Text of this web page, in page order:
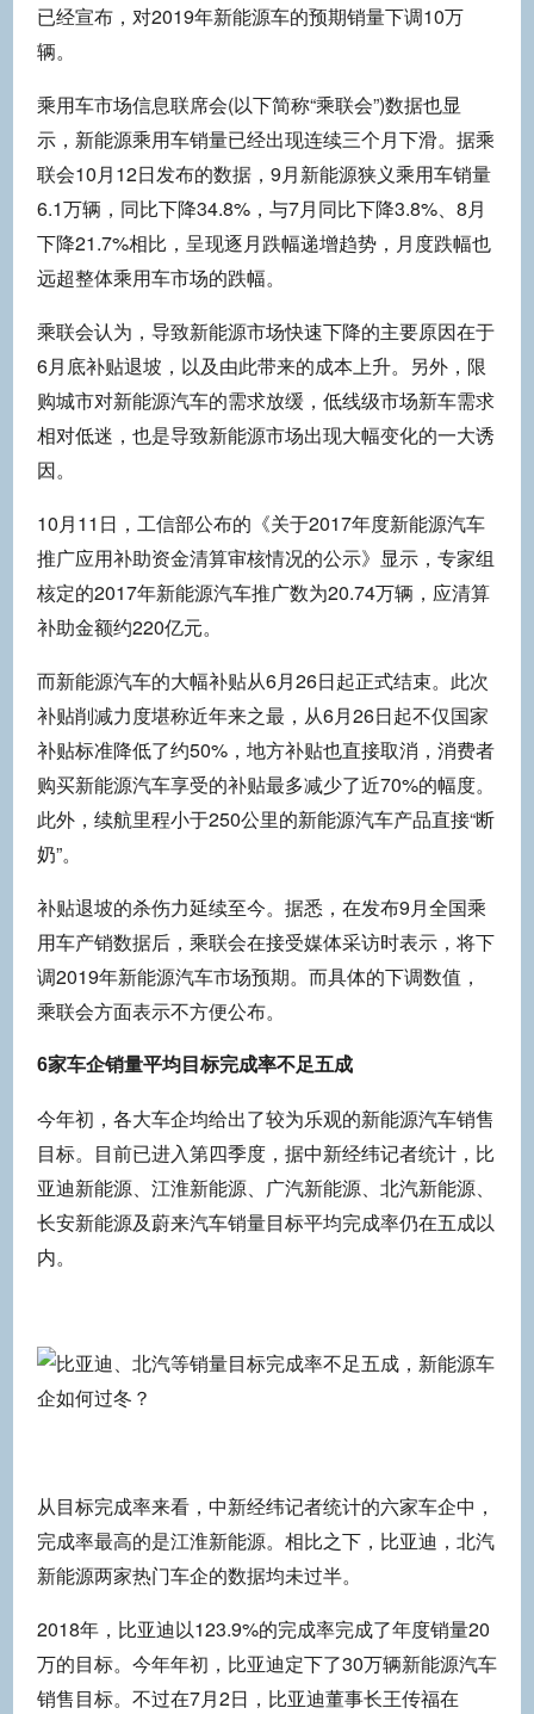
已经宣布，对2019年新能源车的预期销量下调10万
辆。
乘用车市场信息联席会(以下简称“乘联会”)数据也显
示，新能源乘用车销量已经出现连续三个月下滑。据乘
联会10月12日发布的数据，9月新能源狭义乘用车销量
6.1万辆，同比下降34.8%，与7月同比下降3.8%、8月
下降21.7%相比，呈现逐月跌幅递增趋势，月度跌幅也
远超整体乘用车市场的跌幅。
乘联会认为，导致新能源市场快速下降的主要原因在于
6月底补贴退坡，以及由此带来的成本上升。另外，限
购城市对新能源汽车的需求放缓，低线级市场新车需求
相对低迷，也是导致新能源市场出现大幅变化的一大诱
因。
10月11日，工信部公布的《关于2017年度新能源汽车
推广应用补助资金清算审核情况的公示》显示，专家组
核定的2017年新能源汽车推广数为20.74万辆，应清算
补助金额约220亿元。
而新能源汽车的大幅补贴从6月26日起正式结束。此次
补贴削减力度堪称近年来之最，从6月26日起不仅国家
补贴标准降低了约50%，地方补贴也直接取消，消费者
购买新能源汽车享受的补贴最多减少了近70%的幅度。
此外，续航里程小于250公里的新能源汽车产品直接“断
奶”。
补贴退坡的杀伤力延续至今。据悉，在发布9月全国乘
用车产销数据后，乘联会在接受媒体采访时表示，将下
调2019年新能源汽车市场预期。而具体的下调数值，
乘联会方面表示不方便公布。
6家车企销量平均目标完成率不足五成
今年初，各大车企均给出了较为乐观的新能源汽车销售
目标。目前已进入第四季度，据中新经纬记者统计，比
亚迪新能源、江淮新能源、广汽新能源、北汽新能源、
长安新能源及蔚来汽车销量目标平均完成率仍在五成以
内。
从目标完成率来看，中新经纬记者统计的六家车企中，
完成率最高的是江淮新能源。相比之下，比亚迪，北汽
新能源两家热门车企的数据均未过半。
2018年，比亚迪以123.9%的完成率完成了年度销量20
万的目标。今年年初，比亚迪定下了30万辆新能源汽车
销售目标。不过在7月2日，比亚迪董事长王传福在